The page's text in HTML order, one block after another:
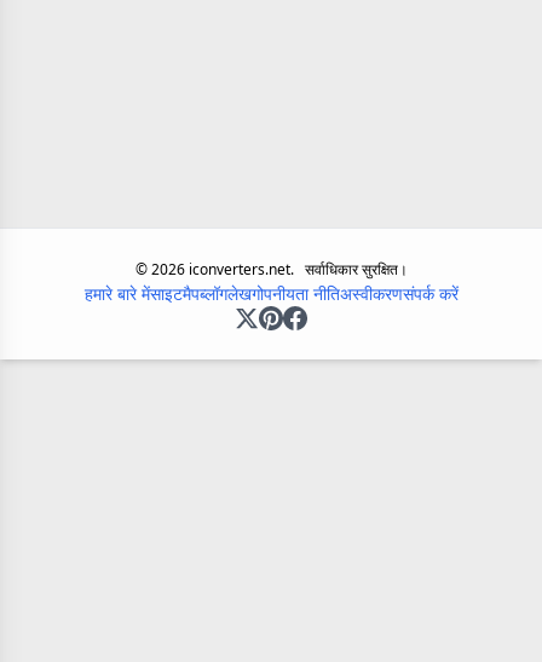
©2026iconverters.net. सर्वाधिकार सुरक्षित।
हमारे बारे मेंसाइटमैपब्लॉगलेखगोपनीयता नीतिअस्वीकरणसंपर्क करें